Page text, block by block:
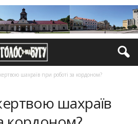
шахраїв при роботі за кордоном?
шахраїв